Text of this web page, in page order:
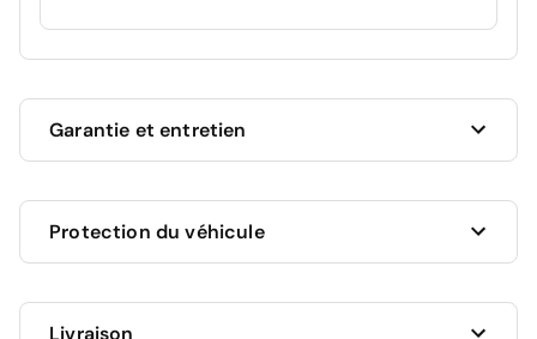
Garantie et entretien
mois à compter de la date de livraison.
Protection du véhicule
AUCUNE PROTECTION
Livraison